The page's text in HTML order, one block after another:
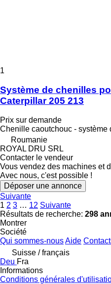
1
Système de chenilles
Caterpillar 205 213
Prix sur demande
Chenille caoutchouc - système
Roumanie
ROYAL DRU SRL
Contacter le vendeur
Vous vendez des machines et
Avec nous, c'est possible !
Déposer une annonce
Suivante
1 2 3 … 12 Suivante
Résultats de recherche: 298
Montrer
Société
Qui sommes-nousAide
Suisse / français
Deu Fra
Informations
Conditions générales